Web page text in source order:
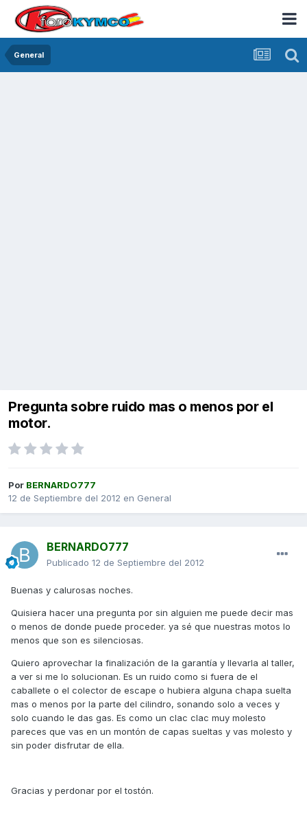
General
Pregunta sobre ruido mas o menos por el
motor.
Por BERNARDO777
12 de Septiembre del 2012 en General
BERNARDO777
Publicado 12 de Septiembre del 2012
Buenas y calurosas noches.
Quisiera hacer una pregunta por sin alguien me puede decir mas
o menos de donde puede proceder. ya sé que nuestras motos lo
menos que son es silenciosas.
Quiero aprovechar la finalización de la garantía y llevarla al taller,
a ver si me lo solucionan. Es un ruido como si fuera de el
caballete o el colector de escape o hubiera alguna chapa suelta
mas o menos por la parte del cilindro, sonando solo a veces y
solo cuando le das gas. Es como un clac clac muy molesto
pareces que vas en un montón de capas sueltas y vas molesto y
sin poder disfrutar de ella.
Gracias y perdonar por el tostón.